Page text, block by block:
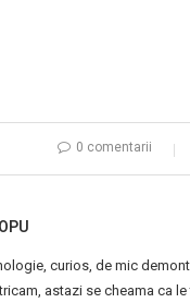
0 comentarii
curios, de mic
astazi se cheama ca le